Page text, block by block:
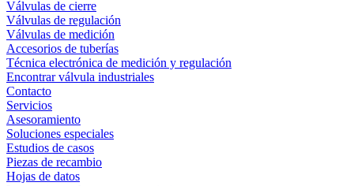
Válvulas de cierre
Válvulas de regulación
Válvulas de medición
Accesorios de tuberías
Técnica electrónica de medición y regulación
Encontrar válvula industriales
Contacto
Servicios
Asesoramiento
Soluciones especiales
Estudios de casos
Piezas de recambio
Hojas de datos